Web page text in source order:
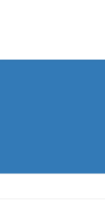
content
Navigation